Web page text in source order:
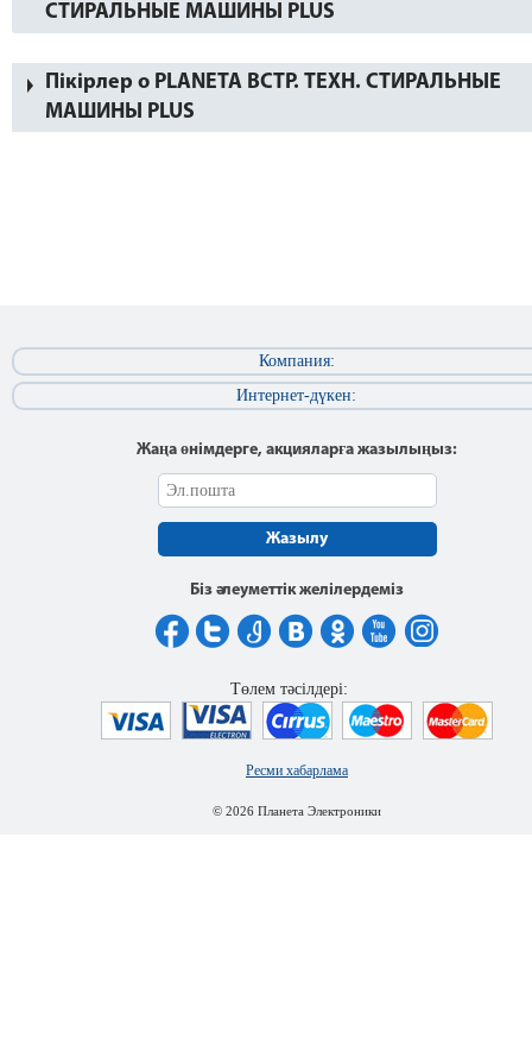
СТИРАЛЬНЫЕ МАШИНЫ PLUS
Пікірлер о PLANETA ВСТР. ТЕХН. СТИРАЛЬНЫЕ
МАШИНЫ PLUS
Компания:
Интернет-дүкен:
Жаңа өнімдерге, акцияларға жазылыңыз:
Жазылу
Біз әлеуметтік желілердеміз
Ресми хабарлама
© 2026 Планета Электроники
Төлем тәсілдері: